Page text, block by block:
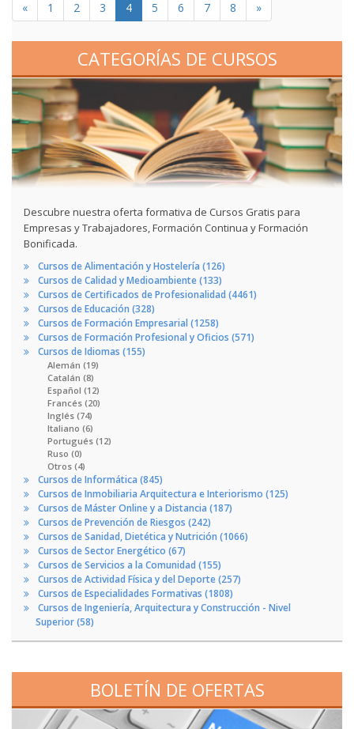
« 1 2 3 4 5 6 7 8 »
CATEGORÍAS DE CURSOS
Descubre nuestra oferta formativa de Cursos Gratis para
Empresas y Trabajadores, Formación Continua y Formación
Bonificada.
Cursos de Alimentación y Hostelería (126)
Cursos de Calidad y Medioambiente (133)
Cursos de Certificados de Profesionalidad (4461)
Cursos de Educación (328)
Cursos de Formación Empresarial (1258)
Cursos de Formación Profesional y Oficios (571)
Cursos de Idiomas (155)
Alemán (19)
Catalán (8)
Español (12)
Francés (20)
Inglés (74)
Italiano (6)
Portugués (12)
Ruso (0)
Otros (4)
Cursos de Informática (845)
Cursos de Inmobiliaria Arquitectura e Interiorismo (125)
Cursos de Máster Online y a Distancia (187)
Cursos de Prevención de Riesgos (242)
Cursos de Sanidad, Dietética y Nutrición (1066)
Cursos de Sector Energético (67)
Cursos de Servicios a la Comunidad (155)
Cursos de Actividad Física y del Deporte (257)
Cursos de Especialidades Formativas (1808)
Cursos de Ingeniería, Arquitectura y Construcción - Nivel
Superior (58)
BOLETÍN DE OFERTAS